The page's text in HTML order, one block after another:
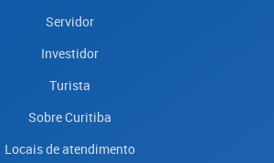
Servidor
Investidor
Turista
Sobre Curitiba
Locais de atendimento